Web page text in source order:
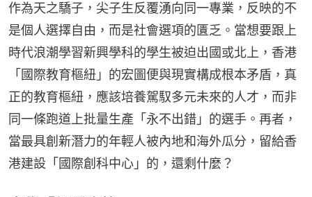
作為天之驕子，尖子生反覆湧向同一專業，反映的不
是個人選擇自由，而是社會選項的匱乏。當想要跟上
時代浪潮學習新興學科的學生被迫出國或北上，香港
「國際教育樞紐」的宏圖便與現實構成根本矛盾，真
正的教育樞紐，應該培養駕馭多元未來的人才，而非
同一條跑道上批量生產「永不出錯」的選手。再者，
當最具創新潛力的年輕人被內地和海外瓜分，留給香
港建設「國際創科中心」的，還剩什麼？